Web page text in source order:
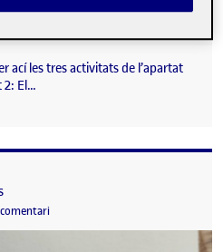
ací les tres activitats de l’apartat
El…
a ENTREGA 2.1